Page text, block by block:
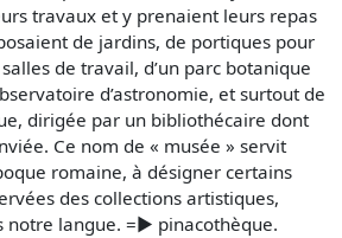
travaux et y prenaient leurs repas
de jardins, de portiques pour
de travail, d’un parc botanique
d’astronomie, et surtout de
dirigée par un bibliothécaire dont
Ce nom de « musée » servit
romaine, à désigner certains
des collections artistiques,
notre langue. =► pinacothèque.